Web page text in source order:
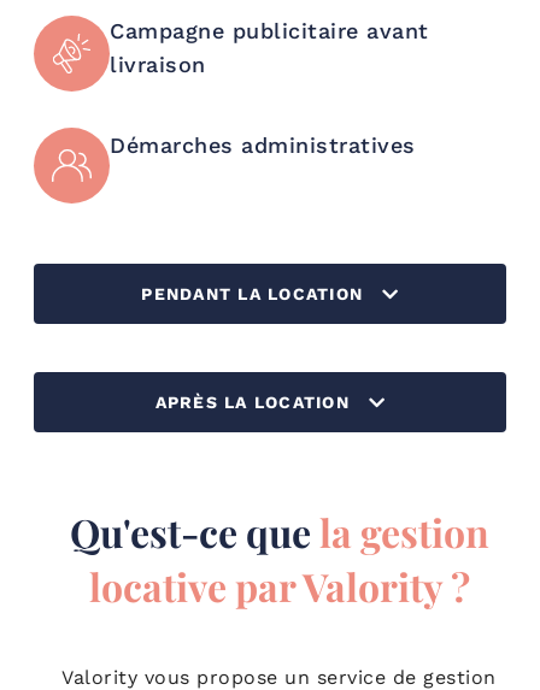
Campagne publicitaire avant
livraison
Démarches administratives
PENDANT LA LOCATION
APRÈS LA LOCATION
Qu'est-ce quela gestion
locative par Valority ?
Valority vous propose un service de gestion